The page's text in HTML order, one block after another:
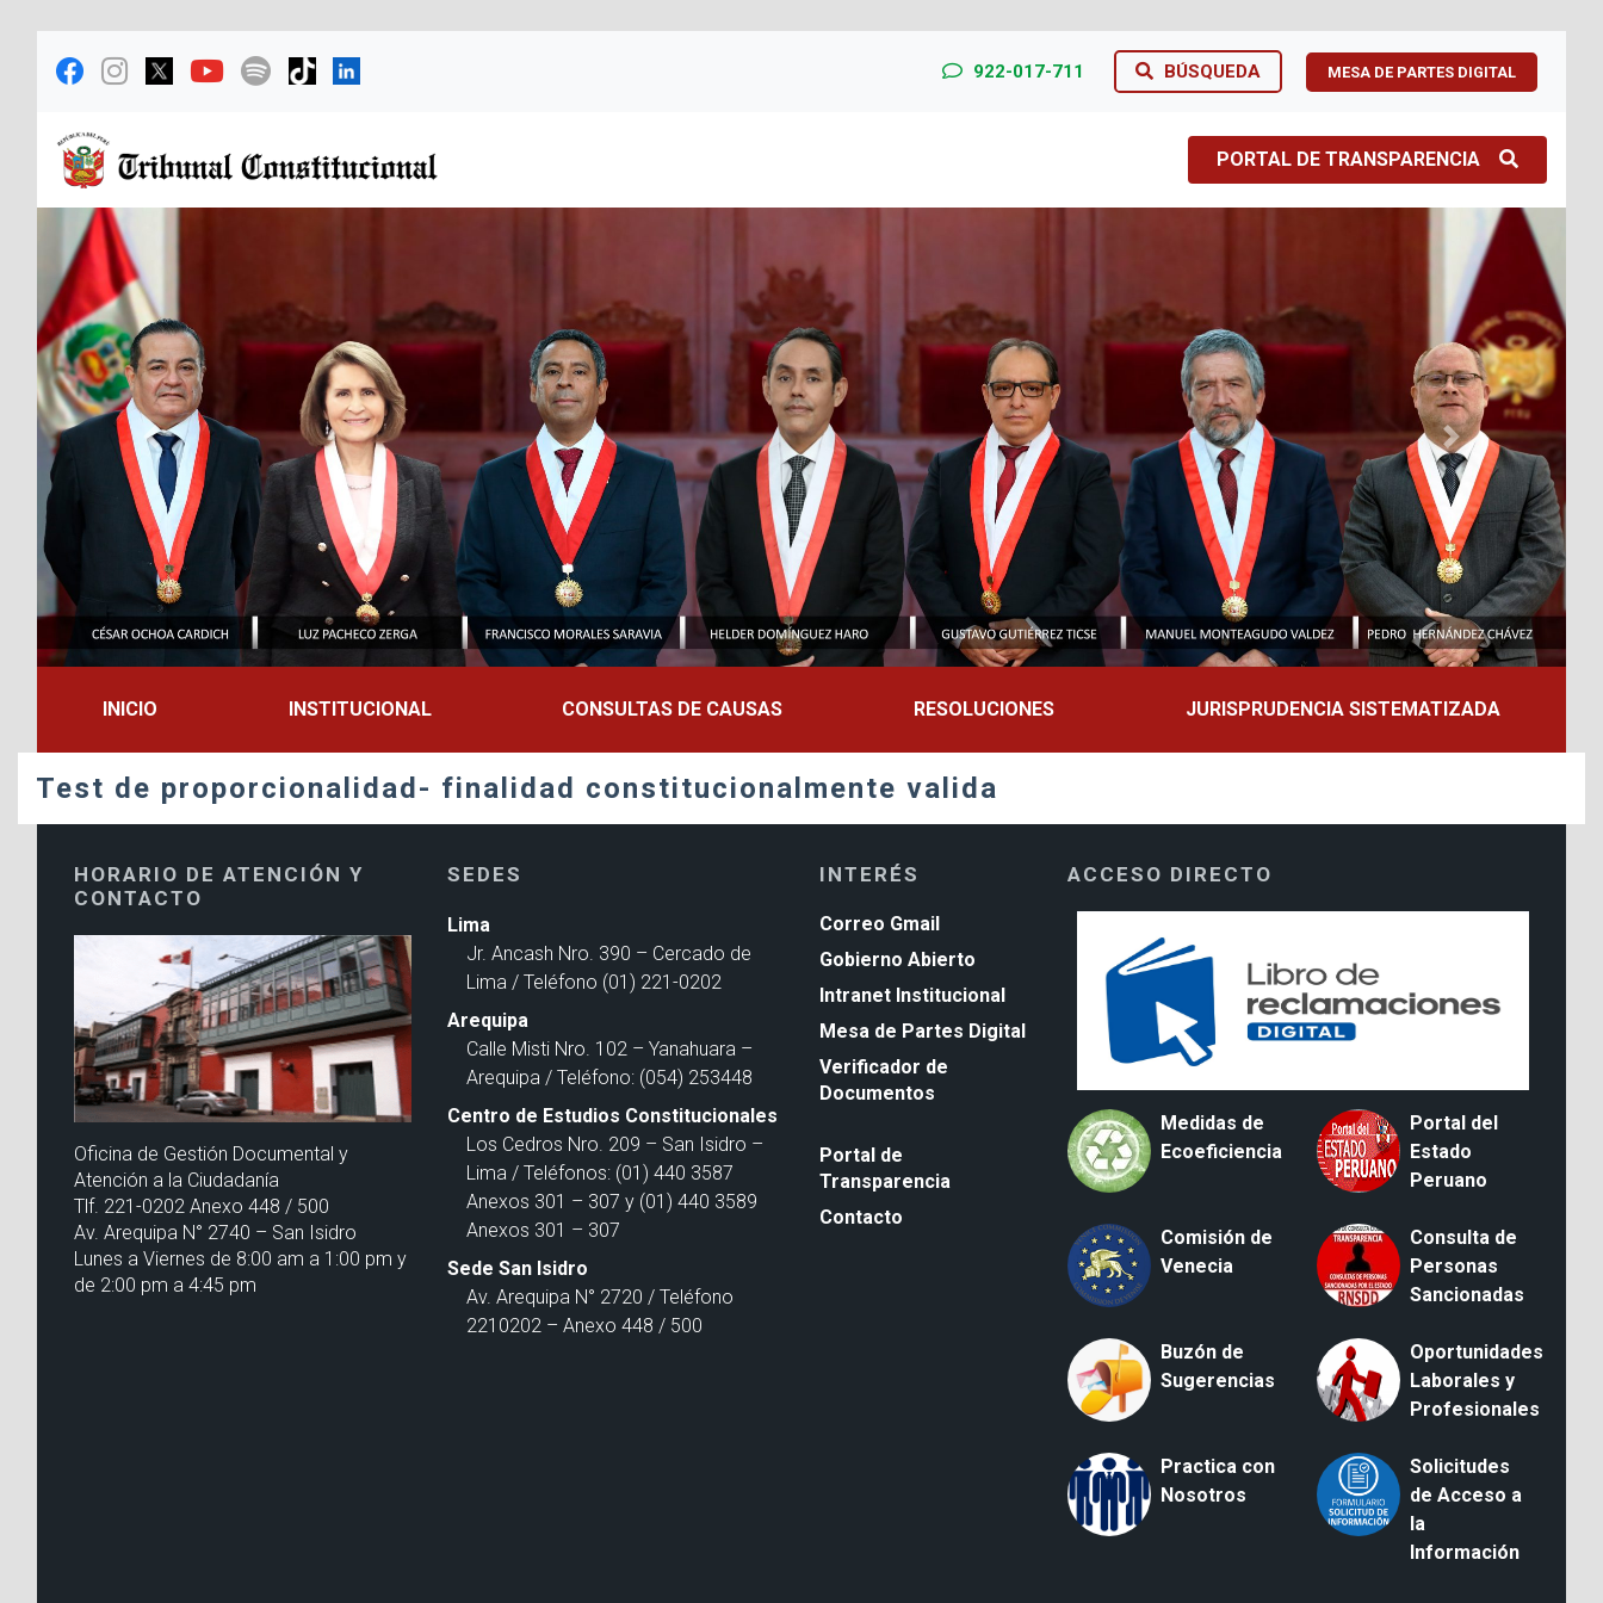
922-017-711 BÚSQUEDA MESA DE PARTES DIGITAL
PORTAL DE TRANSPARENCIA
Previous Next
INICIO INSTITUCIONAL CONSULTAS DE CAUSAS RESOLUCIONES JURISPRUDENCIA SISTEMATIZADA
Test de proporcionalidad- finalidad constitucionalmente valida
HORARIO DE ATENCIÓN Y
CONTACTO
Oficina de Gestión Documental y
Atención a la Ciudadanía
Tlf. 221-0202 Anexo 448 / 500
Av. Arequipa N° 2740 – San Isidro
Lunes a Viernes de 8:00 am a 1:00 pm y
de 2:00 pm a 4:45 pm
SEDES
Lima
Jr. Ancash Nro. 390 – Cercado de
Lima / Teléfono (01) 221-0202
Arequipa
Calle Misti Nro. 102 – Yanahuara –
Arequipa / Teléfono: (054) 253448
Centro de Estudios Constitucionales
Los Cedros Nro. 209 – San Isidro –
Lima / Teléfonos: (01) 440 3587
Anexos 301 – 307 y (01) 440 3589
Anexos 301 – 307
Sede San Isidro
Av. Arequipa N° 2720 / Teléfono
2210202 – Anexo 448 / 500
INTERÉS
Correo Gmail
Gobierno Abierto
Intranet Institucional
Mesa de Partes Digital
Verificador de
Documentos
Portal de
Transparencia
Contacto
ACCESO DIRECTO
Medidas de
Ecoeficiencia
Portal del
Estado
Peruano
Comisión de
Venecia
Consulta de
Personas
Sancionadas
Buzón de
Sugerencias
Oportunidades
Laborales y
Profesionales
Practica con
Nosotros
Solicitudes
de Acceso a
la
Información